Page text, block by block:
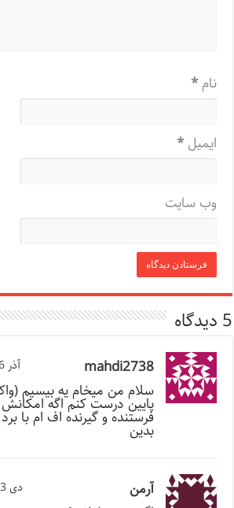
نام*
ایمیل*
وب‌ سایت
5 دیدگاه
mahdi2738 آذر 26, 1394 در 6:30 ق.ظ
سلام من میخام یه بیسیم
پایین درست کنم اگه
فرستنده و گیرنده اف ام با
بدین
آرمن دی 23, 1395 در 7:54 ب.ظ